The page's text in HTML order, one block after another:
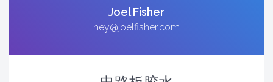
Joel Fisher
hey@joelfisher.com